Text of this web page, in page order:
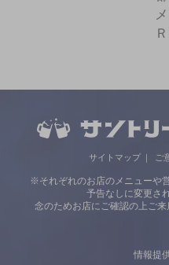
サイトマップ ご
※それぞれのお店のメニューや
予告なしに変更さ
念のためお店にご確認の上ご
情報提